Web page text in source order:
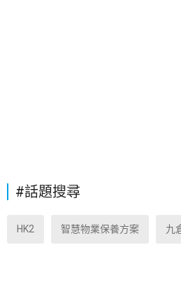
#話題搜尋
HK2 智慧物業保養方案 九